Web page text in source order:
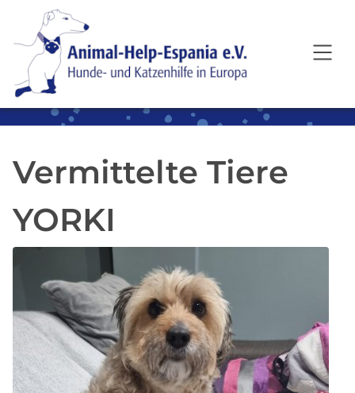
SKIP TO MAIN CONTENT
Vermittelte Tiere
YORKI